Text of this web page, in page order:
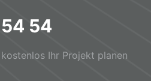
54 54
Ihr Projekt planen